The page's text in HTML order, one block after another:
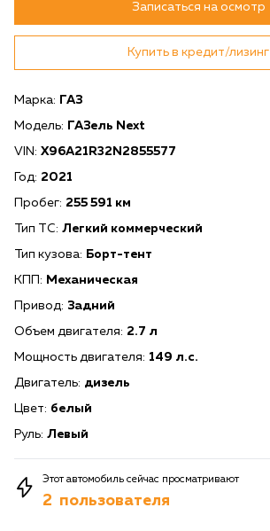
Записаться на осмотр
Купить в кредит/лизинг
Марка: ГАЗ
Модель: ГАЗель Next
VIN: X96A21R32N2855577
Год: 2021
Пробег: 255 591 км
Тип ТС: Легкий коммерческий
Тип кузова: Борт-тент
КПП: Механическая
Привод: Задний
Объем двигателя: 2.7 л
Мощность двигателя: 149 л.с.
Двигатель: дизель
Цвет: белый
Руль: Левый
Этот автомобиль сейчас просматривают
2 пользователя